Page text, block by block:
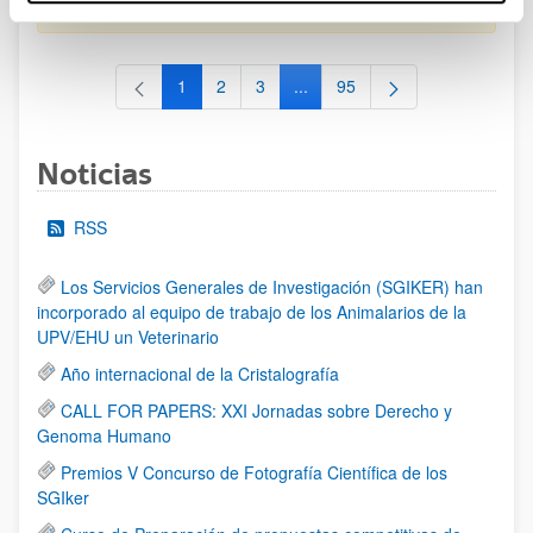
al 30/07/2026 (ambos incluídos)
Página
1 Página
2 Página
3 ...Páginas intermedias Use TAB
Página
95
Noticias
RSS
Los Servicios Generales de Investigación (SGIKER) han
incorporado al equipo de trabajo de los Animalarios de la
UPV/EHU un Veterinario
Año internacional de la Cristalografía
CALL FOR PAPERS: XXI Jornadas sobre Derecho y
Genoma Humano
Premios V Concurso de Fotografía Científica de los
SGIker